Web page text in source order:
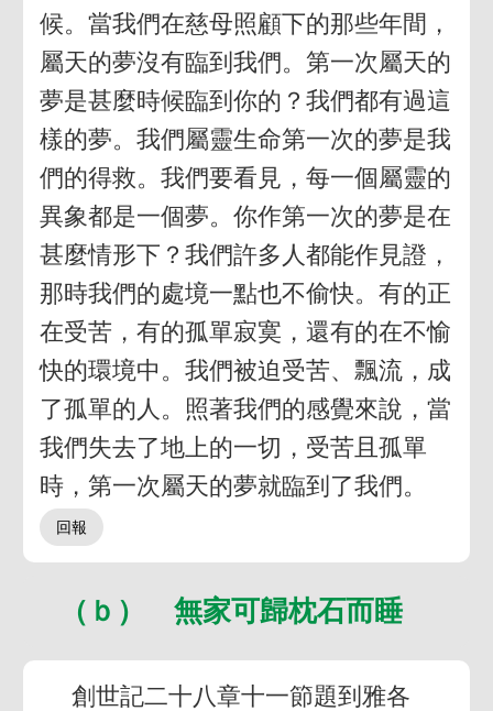
候。當我們在慈母照顧下的那些年間，
屬天的夢沒有臨到我們。第一次屬天的
夢是甚麼時候臨到你的？我們都有過這
樣的夢。我們屬靈生命第一次的夢是我
們的得救。我們要看見，每一個屬靈的
異象都是一個夢。你作第一次的夢是在
甚麼情形下？我們許多人都能作見證，
那時我們的處境一點也不偷快。有的正
在受苦，有的孤單寂寞，還有的在不愉
快的環境中。我們被迫受苦、飄流，成
了孤單的人。照著我們的感覺來說，當
我們失去了地上的一切，受苦且孤單
時，第一次屬天的夢就臨到了我們。
（ｂ） 無家可歸枕石而睡
創世記二十八章十一節題到雅各